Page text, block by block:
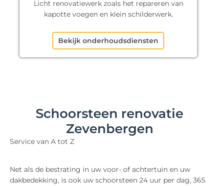
Licht renovatiewerk zoals het repareren van
kapotte voegen en klein schilderwerk.
Bekijk onderhoudsdiensten
Schoorsteen renovatie
Zevenbergen
Service van A tot Z
Net als de bestrating in uw voor- of achtertuin en uw
dakbedekking, is ook uw schoorsteen 24 uur per dag, 365